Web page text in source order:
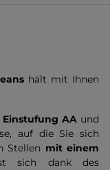
hält mit Ihnen
Einstufung AA und
auf die Sie sich
Stellen mit einem
sich dank des